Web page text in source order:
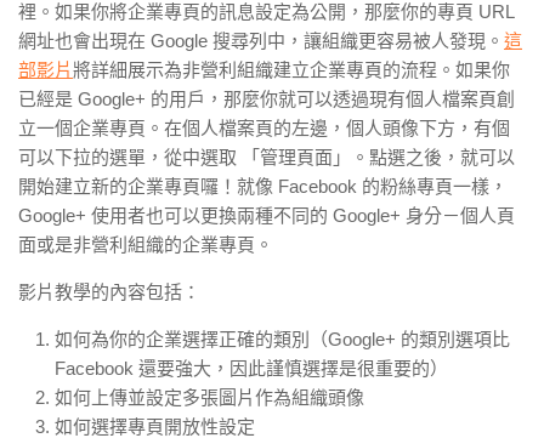
裡。如果你將企業專頁的訊息設定為公開，那麼你的專頁 URL
網址也會出現在 Google 搜尋列中，讓組織更容易被人發現。 這
部影片將詳細展示為非營利組織建立企業專頁的流程。如果你
已經是 Google+ 的用戶，那麼你就可以透過現有個人檔案頁創
立一個企業專頁。在個人檔案頁的左邊，個人頭像下方，有個
可以下拉的選單，從中選取 「管理頁面」。點選之後，就可以
開始建立新的企業專頁囉！就像 Facebook 的粉絲專頁一樣，
Google+ 使用者也可以更換兩種不同的 Google+ 身分－個人頁
面或是非營利組織的企業專頁。
影片教學的內容包括：
如何為你的企業選擇正確的類別（Google+ 的類別選項比
Facebook 還要強大，因此謹慎選擇是很重要的）
如何上傳並設定多張圖片作為組織頭像
如何選擇專頁開放性設定